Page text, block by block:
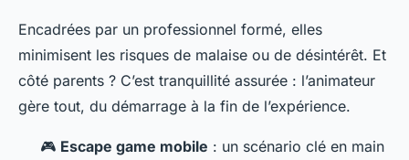
Encadrées par un professionnel formé, elles
minimisent les risques de malaise ou de désintérêt. Et
côté parents ? C’est tranquillité assurée : l’animateur
gère tout, du démarrage à la fin de l’expérience.
🎮 Escape game mobile : un scénario clé en main